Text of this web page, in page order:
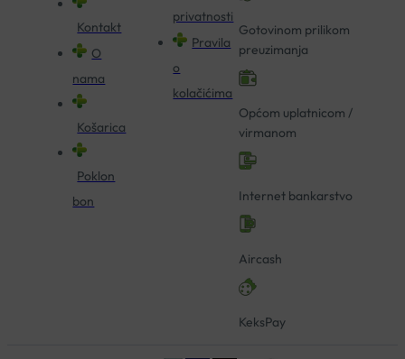
Kontakt
O
nama
Košarica
Poklon
bon
privatnosti
Pravila
o
kolačićima
Gotovinom prilikom
preuzimanja
Općom uplatnicom /
virmanom
Internet bankarstvo
Aircash
KeksPay